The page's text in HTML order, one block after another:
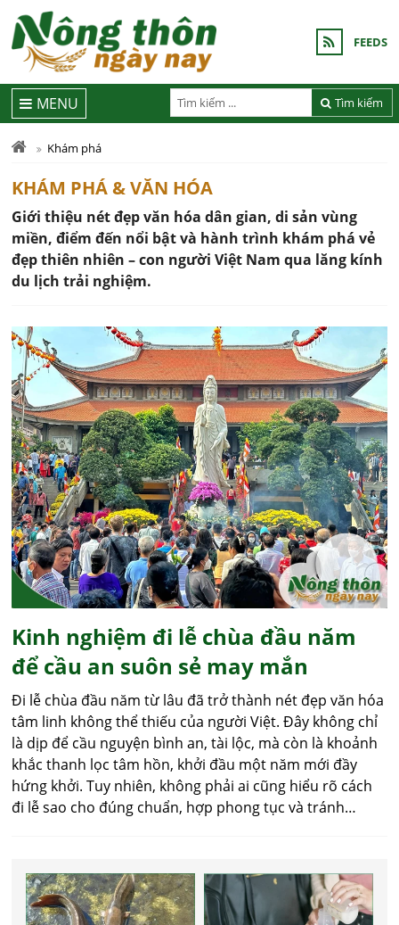
FEEDS
Tìm kiếm
MENU
Khám phá
KHÁM PHÁ & VĂN HÓA
Giới thiệu nét đẹp văn hóa dân gian, di sản vùng
miền, điểm đến nổi bật và hành trình khám phá vẻ
đẹp thiên nhiên – con người Việt Nam qua lăng kính
du lịch trải nghiệm.
Kinh nghiệm đi lễ chùa đầu năm
để cầu an suôn sẻ may mắn
Đi lễ chùa đầu năm từ lâu đã trở thành nét đẹp văn hóa
tâm linh không thể thiếu của người Việt. Đây không chỉ
là dịp để cầu nguyện bình an, tài lộc, mà còn là khoảnh
khắc thanh lọc tâm hồn, khởi đầu một năm mới đầy
hứng khởi. Tuy nhiên, không phải ai cũng hiểu rõ cách
đi lễ sao cho đúng chuẩn, hợp phong tục và tránh